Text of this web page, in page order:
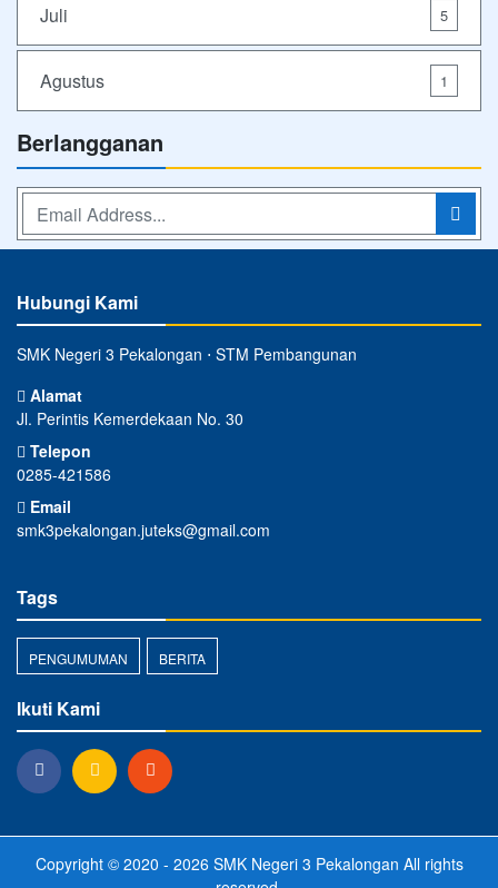
Juli 5
Agustus 1
Berlangganan
Hubungi Kami
SMK Negeri 3 Pekalongan ⋅ STM Pembangunan
Alamat
Jl. Perintis Kemerdekaan No. 30
Telepon
0285-421586
Email
smk3pekalongan.juteks@gmail.com
Tags
PENGUMUMAN BERITA
Ikuti Kami
Copyright © 2020 - 2026 SMK Negeri 3 Pekalongan All rights